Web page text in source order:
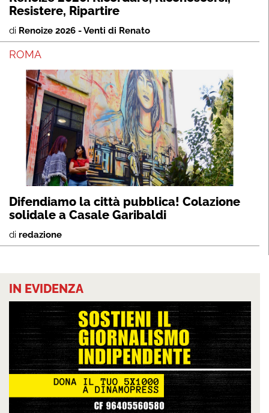
Resistere, Ripartire
di Renoize 2026 - Venti di Renato
ROMA
Difendiamo la città pubblica! Colazione
solidale a Casale Garibaldi
di redazione
IN EVIDENZA